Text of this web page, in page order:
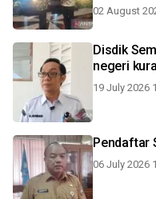
02 August
Disdik
negeri
19 July 2026
06 July 2026